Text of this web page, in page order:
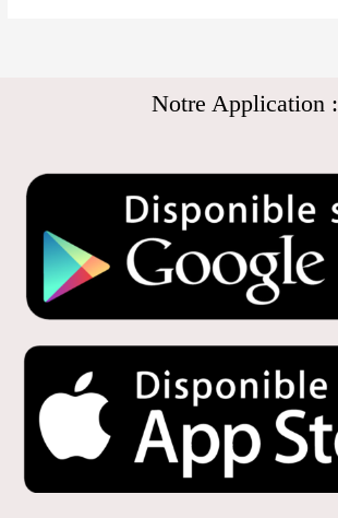
Notre Application :